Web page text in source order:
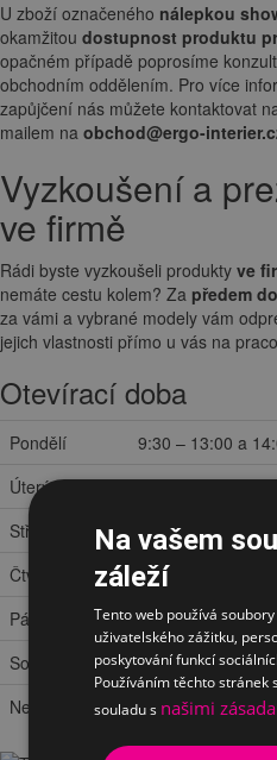
U zboží označeného nálepkou
okamžitou dostupnost produktu
opačném případě poprosíme
obchodním oddělením. Pro více
zapůjčení nás můžete kontaktovat
mailem na obchod@ergo-
Vyzkoušení a
ve firmě
Rádi byste vyzkoušeli produkty ve
nemáte cestu kolem? Za předem
za vámi a vybrané modely vám
jejich vlastnosti přímo u vás na
Otevírací doba
Pondělí
9:30 – 13:00 a
Úterý
9:30 – 13:00 a
Středa
9:30 – 13:00 a
Čtvrtek
9:30 – 13:00 a
Pátek
8:00 – 13:00 a
Sobota
zavřeno
Neděle
zavřeno
Na vašem
záleží
Tento web používá
uživatelského zážitku,
poskytování funkcí
Používáním těchto stránek
souladu s našimi